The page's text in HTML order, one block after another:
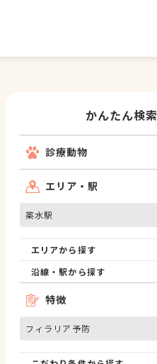
かんたん検索
診療動物
エリア・駅
薬水駅
エリアから探す
沿線・駅から探す
特徴
フィラリア予防